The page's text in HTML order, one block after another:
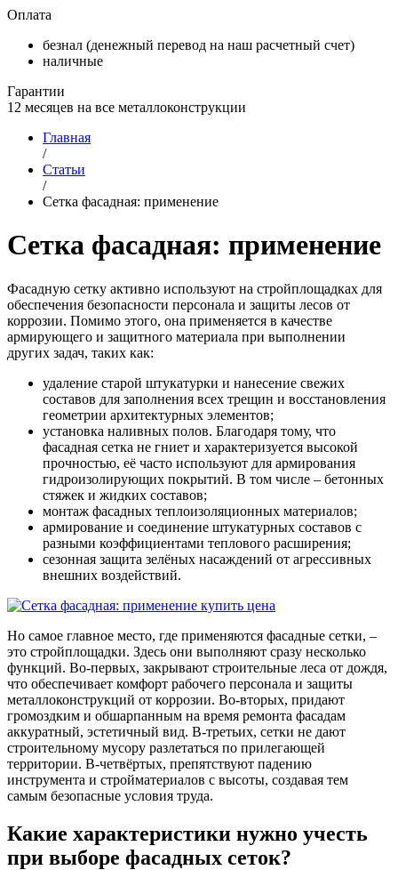
Оплата
безнал (денежный перевод на наш расчетный счет)
наличные
Гарантии
12 месяцев на все металлоконструкции
Главная
/
Статьи
/
Сетка фасадная: применение
Сетка фасадная: применение
Фасадную сетку активно используют на стройплощадках для
обеспечения безопасности персонала и защиты лесов от
коррозии. Помимо этого, она применяется в качестве
армирующего и защитного материала при выполнении
других задач, таких как:
удаление старой штукатурки и нанесение свежих
составов для заполнения всех трещин и восстановления
геометрии архитектурных элементов;
установка наливных полов. Благодаря тому, что
фасадная сетка не гниет и характеризуется высокой
прочностью, её часто используют для армирования
гидроизолирующих покрытий. В том числе – бетонных
стяжек и жидких составов;
монтаж фасадных теплоизоляционных материалов;
армирование и соединение штукатурных составов с
разными коэффициентами теплового расширения;
сезонная защита зелёных насаждений от агрессивных
внешних воздействий.
Но самое главное место, где применяются фасадные сетки, –
это стройплощадки. Здесь они выполняют сразу несколько
функций. Во-первых, закрывают строительные леса от дождя,
что обеспечивает комфорт рабочего персонала и защиты
металлоконструкций от коррозии. Во-вторых, придают
громоздким и обшарпанным на время ремонта фасадам
аккуратный, эстетичный вид. В-третьих, сетки не дают
строительному мусору разлетаться по прилегающей
территории. В-четвёртых, препятствуют падению
инструмента и стройматериалов с высоты, создавая тем
самым безопасные условия труда.
Какие характеристики нужно учесть
при выборе фасадных сеток?